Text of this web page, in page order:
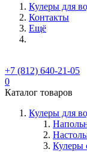
Кулеры для
Контакты
Ещё
+7 (812) 640-21-05
0
Каталог товаров
Кулеры для
Кулеры